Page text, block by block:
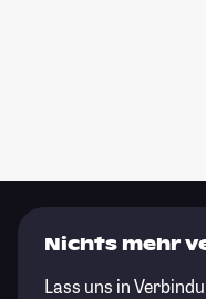
Nichts mehr
Lass uns in